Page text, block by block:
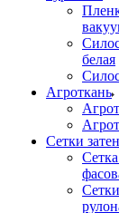
белая
Агроткань
Сетки